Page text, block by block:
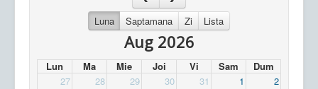
Luna Saptamana Zi Lista
Aug 2026
Lun Ma Mie Joi Vi Sam
Dum
27
28 29 30 31 1 2